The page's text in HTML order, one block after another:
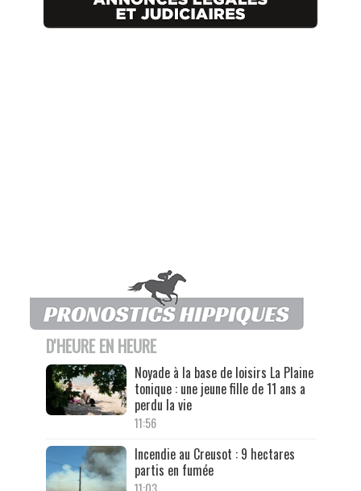
D'HEURE EN HEURE
Noyade à la base de loisirs La Plaine
tonique : une jeune fille de 11 ans a
perdu la vie
11:56
Incendie au Creusot : 9 hectares
partis en fumée